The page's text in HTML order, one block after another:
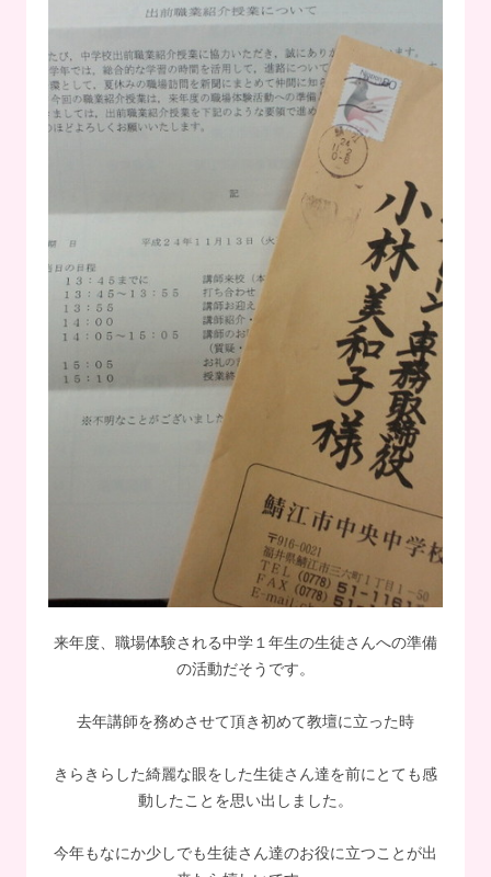
来年度、職場体験される中学１年生の生徒さんへの準備
の活動だそうです。
去年講師を務めさせて頂き初めて教壇に立った時
きらきらした綺麗な眼をした生徒さん達を前にとても感
動したことを思い出しました。
今年もなにか少しでも生徒さん達のお役に立つことが出